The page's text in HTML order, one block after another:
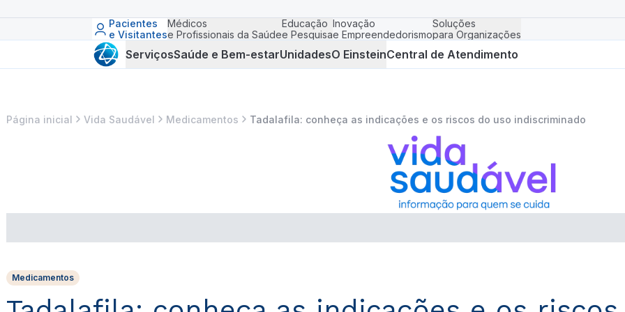
Pacientes
e Visitantes
Médicos
e Profissionais da Saúde
Educação
e Pesquisa
Inovação
e Empreendedorismo
Soluções
para Organizações
ServiçosSaúde e Bem-estarUnidadesO EinsteinCentral de Atendimento
Página inicial Vida Saudável Medicamentos Tadalafila: conheça as indicações e os riscos do uso indiscriminado
Medicamentos